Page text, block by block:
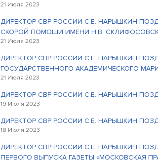
21 Июля 2023
ДИРЕКТОР СВР РОССИИ С.Е. НАРЫШКИН
СКОРОЙ ПОМОЩИ ИМЕНИ Н.В.
21 Июля 2023
ДИРЕКТОР СВР РОССИИ С.Е. НАРЫШКИН
ГОСУДАРСТВЕННОГО АКАДЕМИЧЕСКОГО
21 Июля 2023
ДИРЕКТОР СВР РОССИИ С.Е. НАРЫШКИН
19 Июля 2023
ДИРЕКТОР СВР РОССИИ С.Е. НАРЫШКИН
18 Июля 2023
ДИРЕКТОР СВР РОССИИ С.Е. НАРЫШКИН
ПЕРВОГО ВЫПУСКА ГАЗЕТЫ «МОСКОВСКАЯ